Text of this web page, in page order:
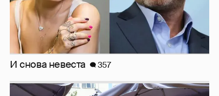
И снова невеста 357